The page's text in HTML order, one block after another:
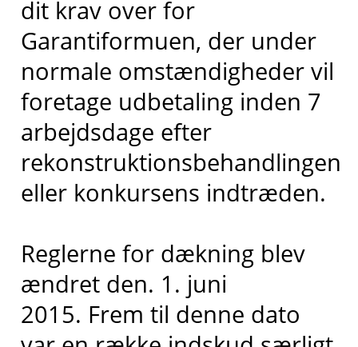
dit krav over for
Garantiformuen, der under
normale omstændigheder vil
foretage udbetaling inden 7
arbejdsdage efter
rekonstruktionsbehandlingen
eller konkursens indtræden.
Reglerne for dækning blev
ændret den. 1. juni
2015. Frem til denne dato